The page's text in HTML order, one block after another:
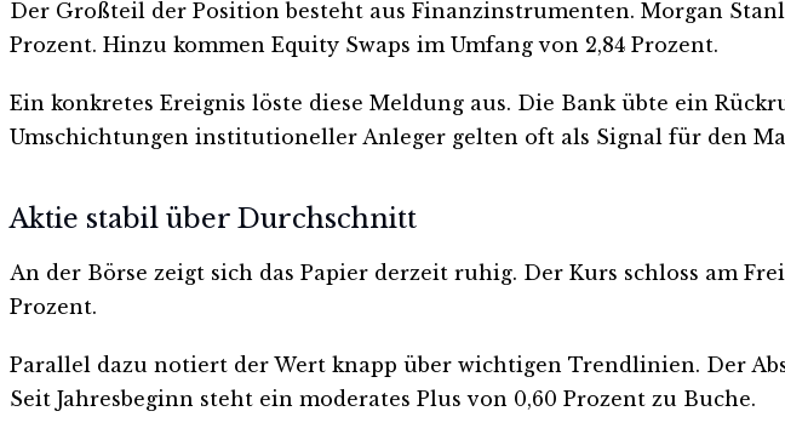
Der Großteil der Position besteht aus Finanzinstrumenten. Morgan
Prozent. Hinzu kommen Equity Swaps im Umfang von 2,84 Prozent.
Ein konkretes Ereignis löste diese Meldung aus. Die Bank übte ein
Umschichtungen institutioneller Anleger gelten oft als Signal für den
Aktie stabil über Durchschnitt
An der Börse zeigt sich das Papier derzeit ruhig. Der Kurs schloss am
Prozent.
Parallel dazu notiert der Wert knapp über wichtigen Trendlinien. Der
Seit Jahresbeginn steht ein moderates Plus von 0,60 Prozent zu Buche.